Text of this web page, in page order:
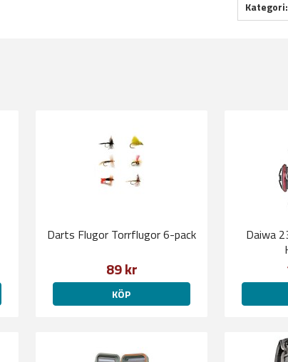
Kategori:
Darts Flugor Torrflugor 6-pack
89 kr
KÖP
Daiwa